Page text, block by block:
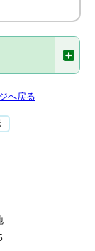
へ戻る